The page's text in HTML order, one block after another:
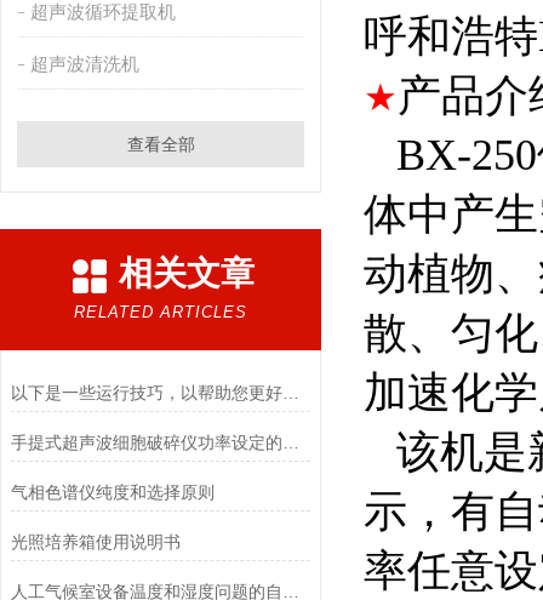
超声波循环提取机
超声波清洗机
查看全部
相关文章
RELATED ARTICLES
以下是一些运行技巧，以帮助您更好地使用手提式超声波细胞破碎仪
气相色谱仪纯度和选择原则
光照培养箱使用说明书
呼和浩特
★产品介
BX-
体中产
动植物
散、匀
加速化
该机是
示，有
率任意